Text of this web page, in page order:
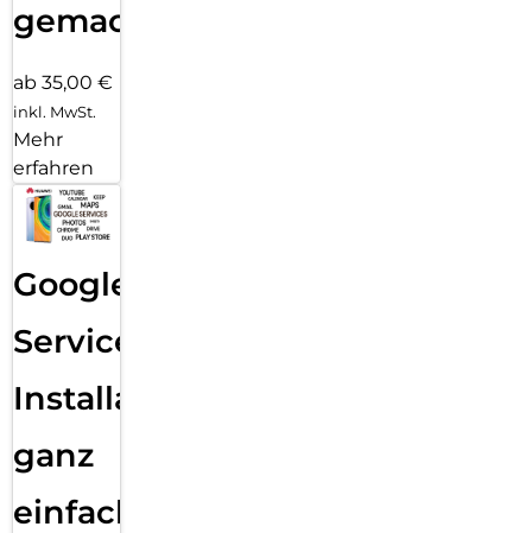
gemacht!
ab 35,00 €
inkl. MwSt.
Mehr
erfahren
Google
Services
Installation
ganz
einfach